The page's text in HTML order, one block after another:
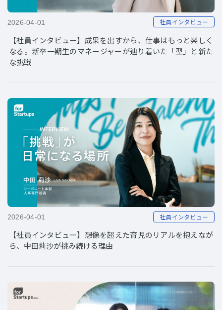
2026-04-01 社員インタビュー
【社員インタビュー】成果を出すから、仕事はもっと楽しく
なる。新卒一期生のマネージャーが辿り着いた「型」と新た
な挑戦
2026-04-01 社員インタビュー
【社員インタビュー】想像を超えた育児のリアルを抱えなが
ら、中田莉沙が挑み続ける理由